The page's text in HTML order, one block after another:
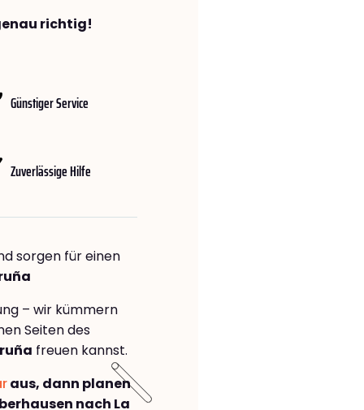
richtig!
Günstiger Service
Zuverlässige Hilfe
sorgen für einen
– wir kümmern
Seiten des
freuen kannst.
aus, dann planen
nach La